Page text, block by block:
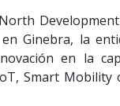
Ginebra, la
en la
Smart Mobility